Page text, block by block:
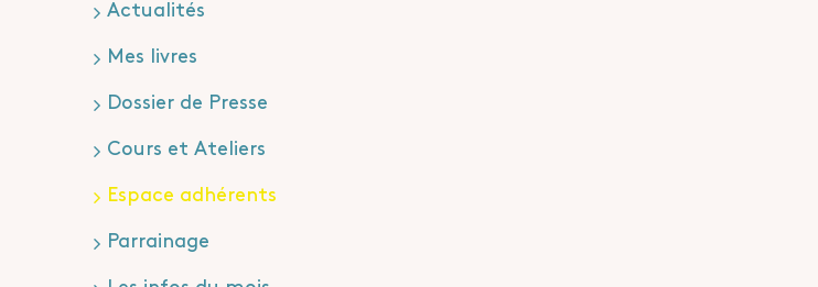
Actualités
Mes livres
Dossier de Presse
Cours et Ateliers
Espace adhérents
Parrainage